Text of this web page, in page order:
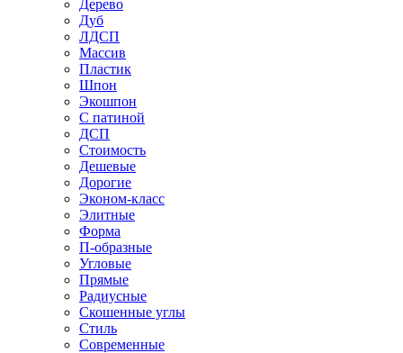
Дерево
Дуб
ЛДСП
Массив
Пластик
Шпон
Экошпон
С патиной
ДСП
Стоимость
Дешевые
Дорогие
Эконом-класс
Элитные
Форма
П-образные
Угловые
Прямые
Радиусные
Скошенные углы
Стиль
Современные